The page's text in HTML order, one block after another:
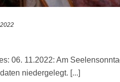
06. 11.2022: Am
niedergelegt. [...]